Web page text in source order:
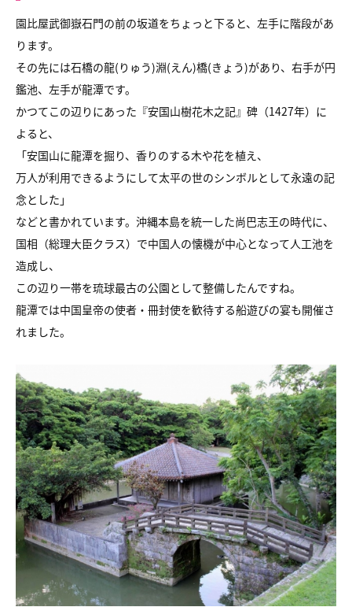
園比屋武御嶽石門の前の坂道をちょっと下ると、左手に階段があ
ります。
その先には石橋の龍(りゅう)淵(えん)橋(きょう)があり、右手が円
鑑池、左手が龍潭です。
かつてこの辺りにあった『安国山樹花木之記』碑（1427年）に
よると、
「安国山に龍潭を掘り、香りのする木や花を植え、
万人が利用できるようにして太平の世のシンボルとして永遠の記
念とした」
などと書かれています。沖縄本島を統一した尚巴志王の時代に、
国相（総理大臣クラス）で中国人の懐機が中心となって人工池を
造成し、
この辺り一帯を琉球最古の公園として整備したんですね。
龍潭では中国皇帝の使者・冊封使を歓待する船遊びの宴も開催さ
れました。